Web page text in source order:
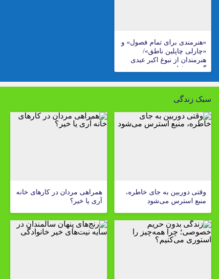
«هنرمندی برای تمام فصول» و
«چارلی چاپلین ناطق»/
هنرمندان از نبوغ اکبر عبدی
گفتند + فیلم
سبک زندگی
وقتی دوربین به جای خاطره،
منبع استرس می‌شود
همراهی مردان در کارهای خانه
آری یا خیر؟